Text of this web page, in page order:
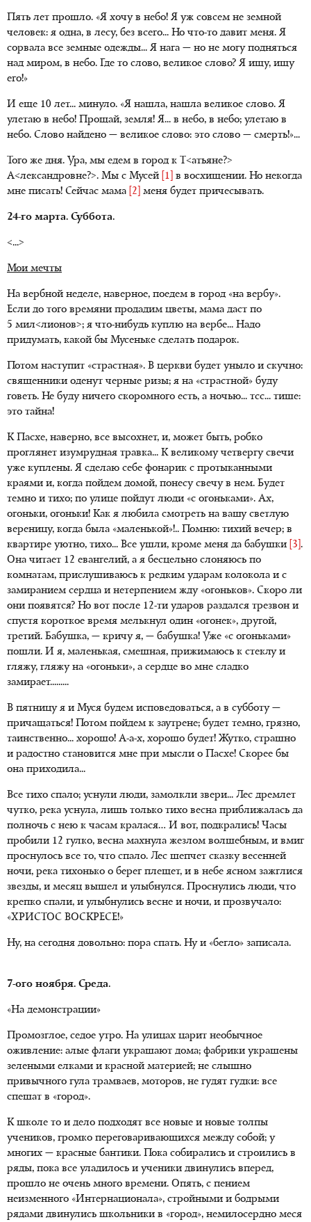
Пять лет прошло. «Я хочу в небо! Я уж совсем не земной
человек: я одна, в лесу, без всего... Но что-то давит меня. Я
сорвала все земные одежды... Я нага — но не могу подняться
над миром, в небо. Где то слово, великое слово? Я ищу, ищу
его!»
И еще 10 лет... минуло. «Я нашла, нашла великое слово. Я
улетаю в небо! Прощай, земля! Я... в небо, в небо; улетаю в
небо. Слово найдено — великое слово: это слово — смерть!»...
Того же дня. Ура, мы едем в город к Т<атьяне?>
А<лександровне?>. Мы с Мусей [1] в восхищении. Но некогда
мне писать! Сейчас мама [2] меня будет причесывать.
24-го марта. Суббота.
<...>
Мои мечты
На вербной неделе, наверное, поедем в город «на вербу».
Если до того времяни продадим цветы, мама даст по
5 мил<лионов>; я что-нибудь куплю на вербе... Надо
придумать, какой бы Мусеньке сделать подарок.
Потом наступит «страстная». В церкви будет уныло и скучно:
священники оденут черные ризы; я на «страстной» буду
говеть. Не буду ничего скоромного есть, а ночью... тсс... тише:
это тайна!
К Пасхе, наверно, все высохнет, и, может быть, робко
проглянет изумрудная травка... К великому четвергу свечи
уже куплены. Я сделаю себе фонарик с протыканными
краями и, когда пойдем домой, понесу свечу в нем. Будет
темно и тихо; по улице пойдут люди «с огоньками». Ах,
огоньки, огоньки! Как я любила смотреть на вашу светлую
вереницу, когда была «маленькой»!.. Помню: тихий вечер; в
квартире уютно, тихо... Все ушли, кроме меня да бабушки [3] .
Она читает 12 евангелий, а я бесцельно слоняюсь по
комнатам, прислушиваюсь к редким ударам колокола и с
замиранием сердца и нетерпением жду «огоньков». Скоро ли
они появятся? Но вот после 12-ти ударов раздался трезвон и
спустя короткое время мелькнул один «огонек», другой,
третий. Бабушка, — кричу я, — бабушка! Уже «с огоньками»
пошли. И я, маленькая, смешная, прижимаюсь к стеклу и
гляжу, гляжу на «огоньки», а сердце во мне сладко
замирает.........
В пятницу я и Муся будем исповедоваться, а в субботу —
причащаться! Потом пойдем к заутрене; будет темно, грязно,
таинственно... хорошо! А-а-х, хорошо будет! Жутко, страшно
и радостно становится мне при мысли о Пасхе! Скорее бы
она приходила...
Все тихо спало; уснули люди, замолкли звери... Лес дремлет
чутко, река уснула, лишь только тихо весна приближалась да
полночь с нею к часам кралася… И вот, подкрались! Часы
пробили 12 гулко, весна махнула жезлом волшебным, и вмиг
проснулось все то, что спало. Лес шепчет сказку весенней
ночи, река тихонько о берег плещет, и в небе ясном зажглися
звезды, и месяц вышел и улыбнулся. Проснулись люди, что
крепко спали, и улыбнулись весне и ночи, и прозвучало:
«ХРИСТОС ВОСКРЕСЕ!»
Ну, на сегодня довольно: пора спать. Ну и «бегло» записала.
7-ого ноября. Среда.
«На демонстрации»
Промозглое, седое утро. На улицах царит необычное
оживление: алые флаги украшают дома; фабрики украшены
зелеными елками и красной материей; не слышно
привычного гула трамваев, моторов, не гудят гудки: все
спешат в «город».
К школе то и дело подходят все новые и новые толпы
учеников, громко переговаривающихся между собой; у
многих — красные бантики. Пока собирались и строились в
ряды, пока все уладилось и ученики двинулись вперед,
прошло не очень много времени. Опять, с пением
неизменного «Интернационала», стройными и бодрыми
рядами двинулись школьники в «город», немилосердно меся